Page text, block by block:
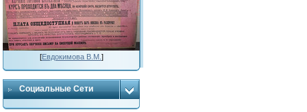
[Евдокимова В.М. ]
Социальные Сети